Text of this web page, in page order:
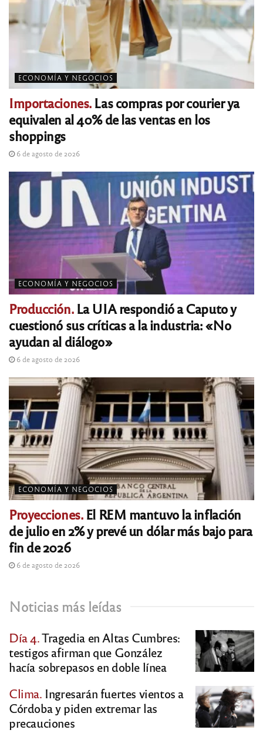
ECONOMÍA Y NEGOCIOS
Importaciones.Las compras por courier ya
equivalen al 40% de las ventas en los
shoppings
6 de agosto de 2026
ECONOMÍA Y NEGOCIOS
Producción.La UIA respondió a Caputo y
cuestionó sus críticas a la industria: «No
ayudan al diálogo»
6 de agosto de 2026
ECONOMÍA Y NEGOCIOS
Proyecciones.El REM mantuvo la inflación
de julio en 2% y prevé un dólar más bajo para
fin de 2026
6 de agosto de 2026
Noticias más leídas
Día 4.Tragedia en Altas Cumbres:
testigos afirman que González
hacía sobrepasos en doble línea
Clima. Ingresarán fuertes vientos a
Córdoba y piden extremar las
precauciones